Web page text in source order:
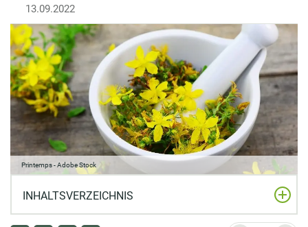
13.09.2022
Printemps - Adobe Stock
INHALTSVERZEICHNIS